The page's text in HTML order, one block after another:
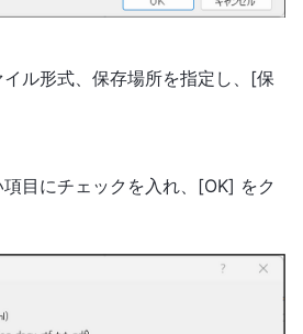
ル形式、保存場所を指定し、[保
目にチェックを入れ、[OK] をク